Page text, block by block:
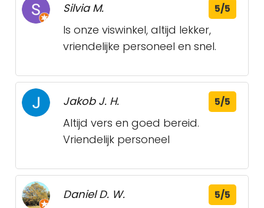
Silvia M. 5/5
Is onze viswinkel, altijd lekker,
vriendelijke personeel en snel.
Jakob J. H. 5/5
Altijd vers en goed bereid.
Vriendelijk personeel
Daniel D. W. 5/5